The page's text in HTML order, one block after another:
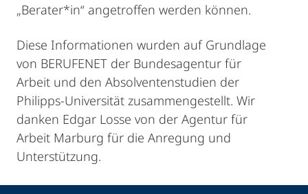
„Berater*in“ angetroffen werden können.
Diese Informationen wurden auf Grundlage
von BERUFENET der Bundesagentur für
Arbeit und den Absolventenstudien der
Philipps-Universität zusammengestellt. Wir
danken Edgar Losse von der Agentur für
Arbeit Marburg für die Anregung und
Unterstützung.